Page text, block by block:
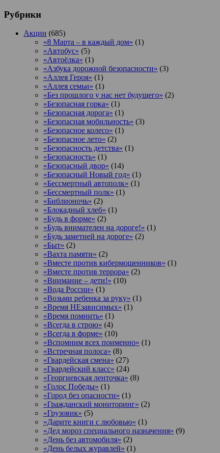
Рубрики
Акции (685)
«8 Марта – в каждый дом» (1)
«Автобус» (5)
«Автоёлка» (1)
«Азбука дорожной безопасности» (3)
«Аллея Героя» (1)
«Аллея семьи» (1)
«Без прошлого у нас нет будущего» (2)
«Безопасная горка» (1)
«Безопасная дорога» (1)
«Безопасная мобильность» (3)
«Безопасное колесо» (1)
«Безопасное лето» (2)
«Безопасность детства» (1)
«Безопасность» (1)
«Безопасный двор» (14)
«Безопасный Новый год» (1)
«Бессмертный автополк» (1)
«Бессмертный полк» (1)
«Библионочь» (2)
«Блокадный хлеб» (1)
«Будь в форме» (2)
«Будь внимателен на дороге!» (1)
«Будь заметней на дороге» (2)
«Быт» (2)
«Вахта памяти» (2)
«Вместе против кибермошенников» (1)
«Вместе против террора» (2)
«Внимание – дети!» (10)
«Вода России» (1)
«Возьми ребенка за руку» (1)
«Время НЕзависимых» (1)
«Время помнить» (1)
«Всегда в строю» (4)
«Всегда в форме» (10)
«Вспомним всех поименно» (1)
«Встречная полоса» (8)
«Гвардейская смена» (27)
«Гвардейский класс» (24)
«Георгиевская ленточка» (8)
«Голос Победы» (1)
«Город без опасности» (1)
«Гражданский мониторинг» (2)
«Грузовик» (5)
«Дарите книги с любовью» (1)
«Дед мороз специального назначения» (9)
«День без автомобиля» (2)
«День белых журавлей» (1)